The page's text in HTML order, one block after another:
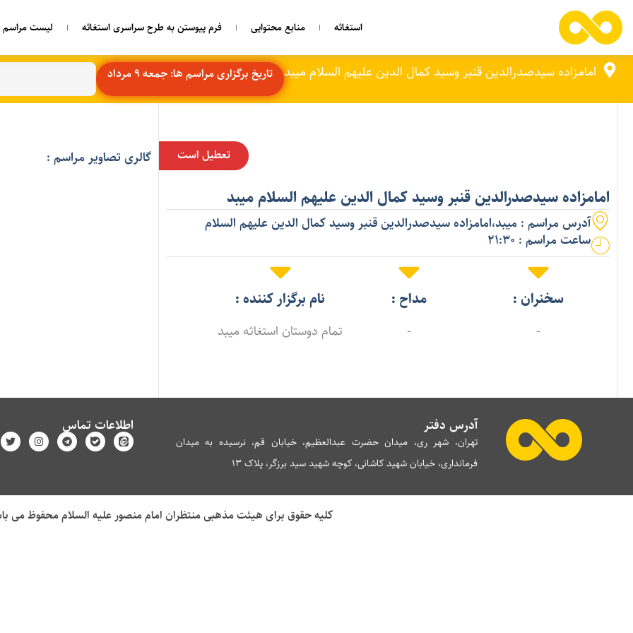
استغاثه منابع محتوایی فرم پیوستن به طرح سراسری استغاثه لیست مراسم
امامزاده سیدصدرالدین قنبر وسید کمال الدین علیهم السلام میبد تاریخ برگزاری مراسم ها: جمعه 9 مرداد
تعطیل است
امامزاده سیدصدرالدین قنبر وسید کمال الدین علیهم السلام میبد
آدرس مراسم : میبد،امامزاده سیدصدرالدین قنبر وسید کمال الدین علیهم السلام
ساعت مراسم : 21:30
سخنران :
-
مداح :
-
نام برگزار کننده :
تمام دوستان استغاثه میبد
گالری تصاویر مراسم :
آدرس دفتر
تهران، شهر ری، میدان حضرت عبدالعظیم، خیابان قم، نرسیده به میدان
فرمانداری، خیابان شهید کاشانی، کوچه شهید سید برزگر، پلاک 13
اطلاعات تماس
کلیه حقوق برای هیئت مذهبی منتظران امام منصور علیه السلام محفوظ می